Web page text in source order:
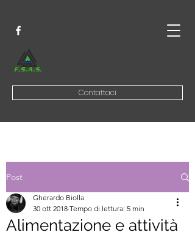
Contattaci
Post
Alimentazione e attività
Gherardo Biolla
30 ott 2018 Tempo di lettura: 5 min